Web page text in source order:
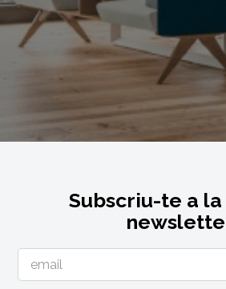
Subscriu-te a